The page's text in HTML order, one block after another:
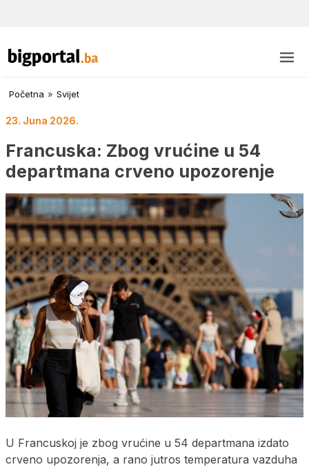
Početna » Svijet
23. Juna 2026.
Francuska: Zbog vrućine u 54
departmana crveno upozorenje
U Francuskoj je zbog vrućine u 54 departmana izdato
crveno upozorenja, a rano jutros temperatura vazduha